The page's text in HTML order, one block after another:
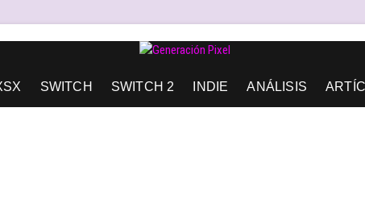
SWITCH SWITCH 2 INDIE ANÁLISIS